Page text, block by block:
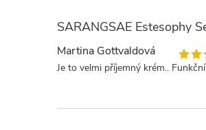
Martina Gottvaldová
Je to velmi příjemný krém.. Funkční